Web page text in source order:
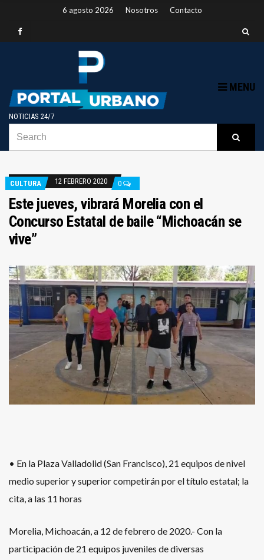
6 agosto 2026 Nosotros Contacto
NOTICIAS 24/7
MENU
CULTURA 12 FEBRERO 2020 0
Este jueves, vibrará Morelia con el
Concurso Estatal de baile “Michoacán se
vive”
• En la Plaza Valladolid (San Francisco), 21 equipos de nivel
medio superior y superior competirán por el título estatal; la
cita, a las 11 horas
Morelia, Michoacán, a 12 de febrero de 2020.- Con la
participación de 21 equipos juveniles de diversas